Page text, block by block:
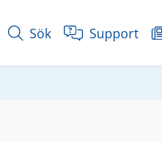
Sök Support